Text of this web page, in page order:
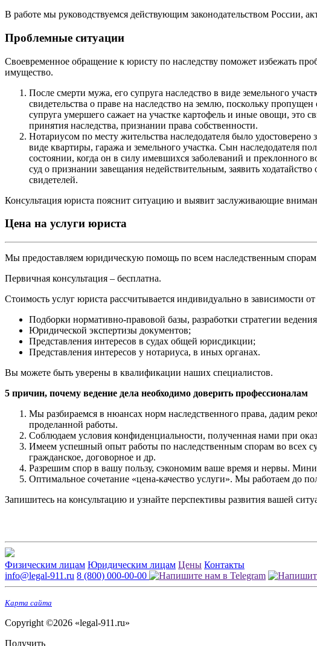
В работе мы руководствуемся действующим законодательством России,
Проблемные ситуации
Своевременное обращение к юристу по наследству поможет избежать
имущество.
После смерти мужа, его супруга наследство в виде земельного
свидетельства о праве на наследство на землю, поскольку
супруга умершего сажает на участке картофель и иные овощи, это
принятия наследства, признании права собственности.
Нотариусом по месту жительства наследодателя было
виде квартиры, гаража и земельного участка. Сын наследодателя
состоянии, когда он в силу имевшихся заболеваний и преклонного
суд о признании завещания недействительным, заявить
свидетелей.
Консультация юриста пояснит ситуацию и выявит заслуживающие
Цена на услуги юриста
Мы предоставляем юридическую помощь по всем наследственным
Первичная консультация – бесплатна.
Стоимость услуг юриста рассчитывается индивидуально в зависимости
Подборки нормативно-правовой базы, разработки стратегии
Юридической экспертизы документов;
Представления интересов в судах общей юрисдикции;
Представления интересов у нотариуса, в иных органах.
Вы можете быть уверены в квалификации наших специалистов.
5 причин, почему ведение дела необходимо доверить профессионалам
Мы разбираемся в нюансах норм наследственного права, дадим
проделанной работы.
Соблюдаем условия конфиденциальности, полученная нами при
Имеем успешный опыт работы по наследственным спорам во всех
гражданское, договорное и др.
Разрешим спор в вашу пользу, сэкономим ваше время и нервы.
Оптимальное сочетание «цена-качество услуги». Мы работаем до
Запишитесь на консультацию и узнайте перспективы развития вашей
Физическим лицам Юридическим лицам Цены Контакты
info@legal-911.ru 8 (800) 000-00-00
Карта сайта
Copyright ©2026 «legal-911.ru»
Получить